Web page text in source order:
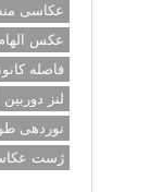
عکاسی
عکس
فاصله
لنز دوربین
نوردهی
ژست